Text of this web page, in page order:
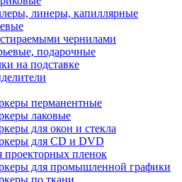
линеры, капиллярные
чернилами
подарочные
на подставке
перманентные
лаковые
для окон и стекла
для CD и DVD
проекторных пленок
для промышленной графики